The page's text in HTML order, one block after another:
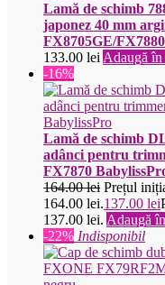
Lamă de schimb
japonez 40 mm
FX8705GE/
133.00 lei Adaugă în
-16%
Lamă de schimb
adânci pentru
FX7870
164.00lei Prețul
164.00 lei.137.00 lei
137.00 lei. Adaugă
-22% Indisponibil